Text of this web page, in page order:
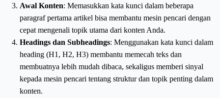
Awal Konten: Memasukkan kata kunci dalam beberapa
paragraf pertama artikel bisa membantu mesin pencari dengan
cepat mengenali topik utama dari konten Anda.
Headings dan Subheadings: Menggunakan kata kunci dalam
heading (H1, H2, H3) membantu memecah teks dan
membuatnya lebih mudah dibaca, sekaligus memberi sinyal
kepada mesin pencari tentang struktur dan topik penting dalam
konten.